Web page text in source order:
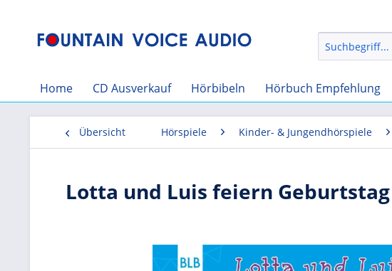
Home CD Ausverkauf Hörbibeln Hörbuch Empfehlung
Übersicht Hörspiele Kinder- & Jungendhörspiele
Lotta und Luis feiern Geburtstag